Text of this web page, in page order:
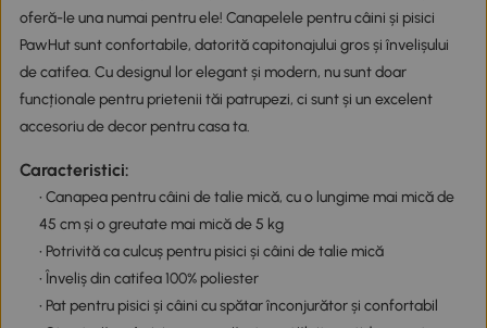
oferă-le una numai pentru ele! Canapelele pentru câini și pisici
PawHut sunt confortabile, datorită capitonajului gros și învelișului
de catifea. Cu designul lor elegant și modern, nu sunt doar
funcționale pentru prietenii tăi patrupezi, ci sunt și un excelent
accesoriu de decor pentru casa ta.
Caracteristici:
• Canapea pentru câini de talie mică, cu o lungime mai mică de
45 cm și o greutate mai mică de 5 kg
• Potrivită ca culcuș pentru pisici și câini de talie mică
• Înveliș din catifea 100% poliester
• Pat pentru pisici și câini cu spătar înconjurător și confortabil